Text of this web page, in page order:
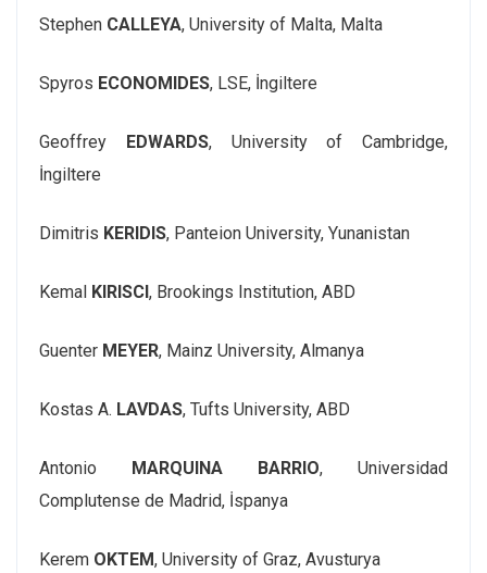
Stephen CALLEYA, University of Malta, Malta
Spyros ECONOMIDES, LSE, İngiltere
Geoffrey EDWARDS, University of Cambridge,
İngiltere
Dimitris KERIDIS, Panteion University, Yunanistan
Kemal KIRISCI, Brookings Institution, ABD
Guenter MEYER, Mainz University, Almanya
Kostas A. LAVDAS, Tufts University, ABD
Antonio MARQUINA BARRIO, Universidad
Complutense de Madrid, İspanya
Kerem OKTEM, University of Graz, Avusturya